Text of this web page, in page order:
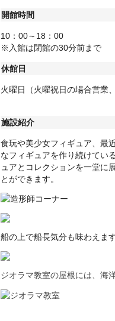
開館時間
10：00～18：00
※入館は閉館の30分前まで
休館日
火曜日（火曜祝日の場合営業
施設紹介
食玩や美少女フィギュア、最
なフィギュアを作り続けてい
ュアとコレクションを一堂に展
とができます。
船の上で船長気分も味わえます
ジオラマ教室の屋根には、海